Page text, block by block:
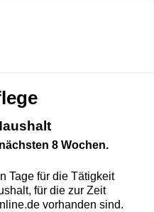
8 Wochen.
Tage für die Tätigkeit
für die zur Zeit
vorhanden sind.